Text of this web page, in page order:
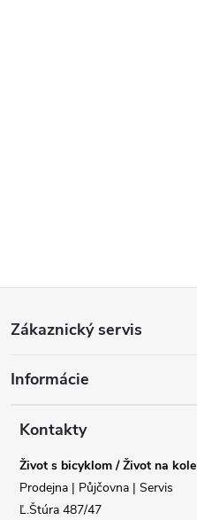
p
Zákaznický servis
Informácie
Kontakty
Život s bicyklom / Život na kole
Prodejna | Půjčovna | Servis
Ľ.Štúra 487/47